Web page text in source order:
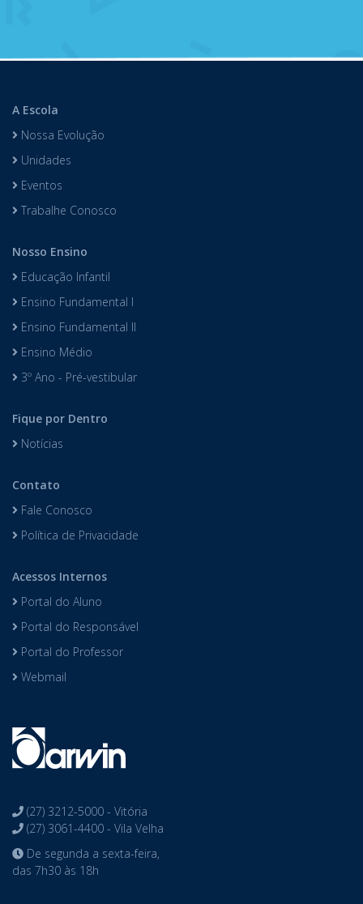
A Escola
Nossa Evolução
Unidades
Eventos
Trabalhe Conosco
Nosso Ensino
Educação Infantil
Ensino Fundamental I
Ensino Fundamental II
Ensino Médio
3º Ano - Pré-vestibular
Fique por Dentro
Notícias
Contato
Fale Conosco
Política de Privacidade
Acessos Internos
Portal do Aluno
Portal do Responsável
Portal do Professor
Webmail
(27) 3212-5000 - Vitória
(27) 3061-4400 - Vila Velha
De segunda a sexta-feira,
das 7h30 às 18h